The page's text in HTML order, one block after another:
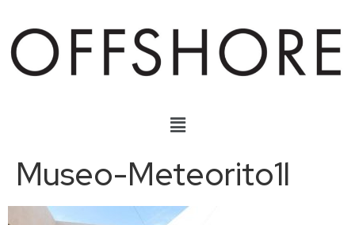
Museo-Meteorito1l